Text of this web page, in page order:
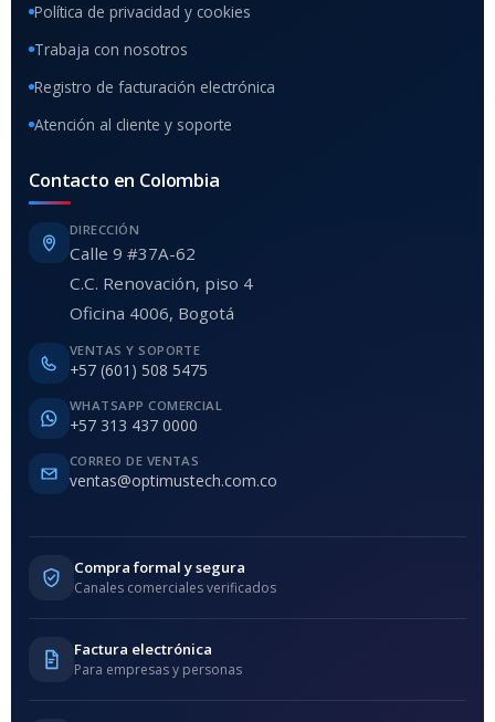
Política de privacidad y cookies
Trabaja con nosotros
Registro de facturación electrónica
Atención al cliente y soporte
Contacto en Colombia
DIRECCIÓN
Calle 9 #37A-62
C.C. Renovación, piso 4
Oficina 4006, Bogotá
VENTAS Y SOPORTE
+57 (601) 508 5475
WHATSAPP COMERCIAL
+57 313 437 0000
CORREO DE VENTAS
ventas@optimustech.com.co
Compra formal y segura
Canales comerciales verificados
Factura electrónica
Para empresas y personas